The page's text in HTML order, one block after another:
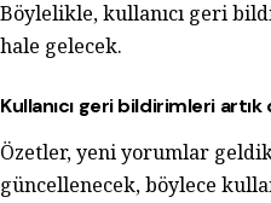
Böylelikle, kullanıcı geri
hale gelecek.
Kullanıcı geri bildirimleri
Özetler, yeni yorumlar
güncellenecek, böylece